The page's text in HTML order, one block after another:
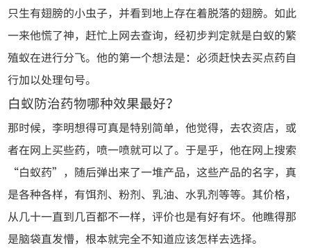
只生有翅膀的小虫子，并看到地上存在着脱落的翅膀。如此
一来他慌了神，赶忙上网去查询，经初步判定就是白蚁的繁
殖蚁在进行分飞。他的第一个想法是：必须赶快去买点药自
行加以处理句号。
白蚁防治药物哪种效果最好？
那时候，李明想得可真是特别简单，他觉得，去农资店，或
者在网上买些药，喷一喷就可以了。于是乎，他在网上搜索
“白蚁药”，随后弹出来了一堆产品，这些产品的名字，真
是各种各样，有饵剂、粉剂、乳油、水乳剂等等。其价格，
从几十一直到几百都不一样，评价也是有好有坏。他瞧得那
是脑袋直发懵，根本就完全不知道应该怎样去选择。